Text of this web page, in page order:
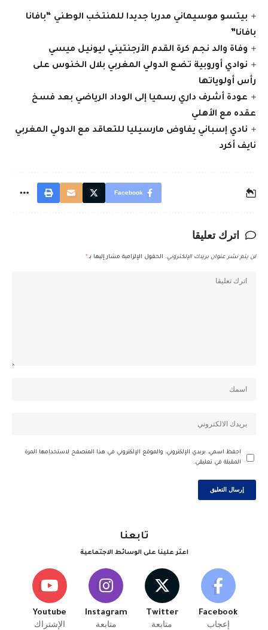
بيتسو موسيماني مدربا جديدا للمنتخب الوطني “بافانا
بافانا”
وفاة والد نجم كرة القدم الأرجنتيني ليونيل ميسي
نوادي أوروبية تضع الدولي المغربي بلال الخنوس على
رأس أولوياتها
عودة أشرف داري رسميا إلى الوداد الرياضي بعد فسخ
عقده مع الأهلي
نادي إسباني يفاوض مارسيليا للتعاقد مع الدولي المغربي
نايف أكرد
Facebook
اترك تعليقا
لن يتم نشر عنوان بريدك الإلكتروني. الحقول الإلزامية مشار إليها بـ *
احفظ اسمي، بريدي الإلكتروني، والموقع الإلكتروني في هذا المتصفح لاستخدامها المرة
المقبلة في تعليقي.
تابعنا
اعثر علينا على الوسائط الاجتماعية
Facebook
إعجاب
Twitter
متابعة
Instagram
متابعة
Youtube
الإشتراك